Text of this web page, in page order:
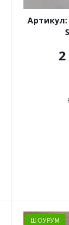
Артикул:
ШОУРУМ